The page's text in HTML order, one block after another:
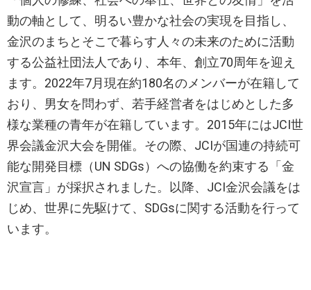
動の軸として、明るい豊かな社会の実現を目指し、
金沢のまちとそこで暮らす人々の未来のために活動
する公益社団法人であり、本年、創立70周年を迎え
ます。2022年7月現在約180名のメンバーが在籍して
おり、男女を問わず、若手経営者をはじめとした多
様な業種の青年が在籍しています。2015年にはJCI世
界会議金沢大会を開催。その際、JCIが国連の持続可
能な開発目標（UN SDGs）への協働を約束する「金
沢宣言」が採択されました。以降、JCI金沢会議をは
じめ、世界に先駆けて、SDGsに関する活動を行って
います。